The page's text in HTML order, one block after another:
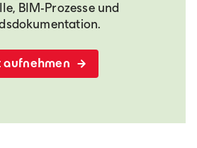
BIM-Prozesse und
aufnehmen